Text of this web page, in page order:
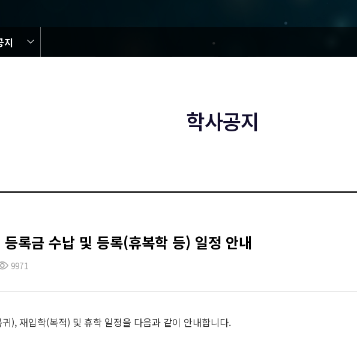
지
학사공지
록금 수납 및 등록(휴복학 등) 일정 안내
9971
), 재입학(복적) 및 휴학 일정을 다음과 같이 안내합니다.